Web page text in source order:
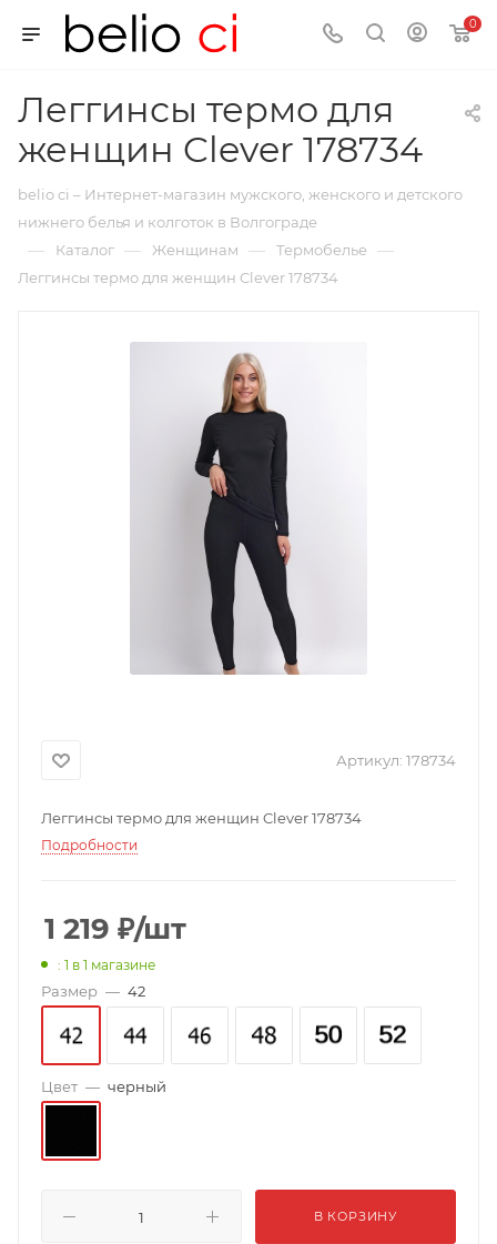
0
Леггинсы термо для
женщин Clever 178734
belio ci – Интернет-магазин мужского, женского и детского
нижнего белья и колготок в Волгограде
— Каталог — Женщинам — Термобелье —
Леггинсы термо для женщин Clever 178734
Артикул: 178734
Леггинсы термо для женщин Clever 178734
Подробности
1 219 ₽/шт
: 1 в 1 магазине
Размер — 42
Цвет — черный
В КОРЗИНУ